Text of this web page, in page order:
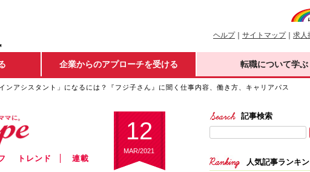
ヘルプ｜ サイトマップ｜ 求人
企業からのアプローチを受ける 転職について学ぶ
ンアシスタント」になるには？『フジ子さん』に聞く仕事内容、働き方、キャリアパス
トレンド 連載
12
MAR/2021
記事検索
人気記事ランキ